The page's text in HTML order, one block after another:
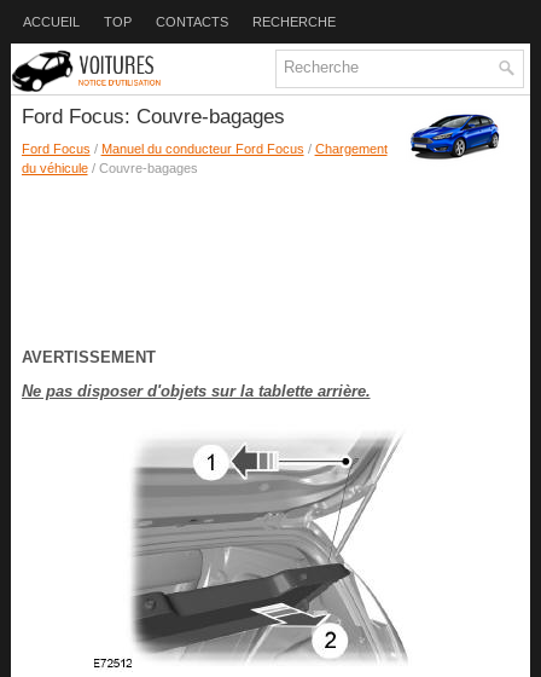
ACCUEIL TOP CONTACTS RECHERCHE
Ford Focus: Couvre-bagages
Ford Focus / Manuel du conducteur Ford Focus / Chargement
du véhicule/ Couvre-bagages
AVERTISSEMENT
Ne pas disposer d'objets sur la tablette arrière.